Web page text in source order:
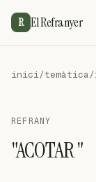
R El Refranyer
inici/temàtica/
REFRANY
"ACOTAR "